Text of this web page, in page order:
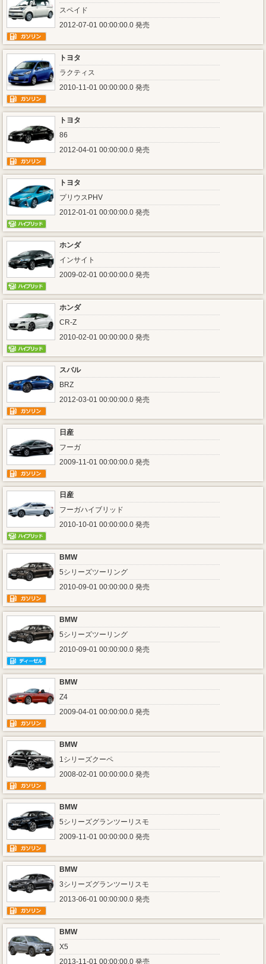
スペイド
2012-07-01 00:00:00.0 発売
トヨタ
ラクティス
2010-11-01 00:00:00.0 発売
トヨタ
86
2012-04-01 00:00:00.0 発売
トヨタ
プリウスPHV
2012-01-01 00:00:00.0 発売
ホンダ
インサイト
2009-02-01 00:00:00.0 発売
ホンダ
CR-Z
2010-02-01 00:00:00.0 発売
スバル
BRZ
2012-03-01 00:00:00.0 発売
日産
フーガ
2009-11-01 00:00:00.0 発売
日産
フーガハイブリッド
2010-10-01 00:00:00.0 発売
BMW
5シリーズツーリング
2010-09-01 00:00:00.0 発売
BMW
5シリーズツーリング
2010-09-01 00:00:00.0 発売
BMW
Z4
2009-04-01 00:00:00.0 発売
BMW
1シリーズクーペ
2008-02-01 00:00:00.0 発売
BMW
5シリーズグランツーリスモ
2009-11-01 00:00:00.0 発売
BMW
3シリーズグランツーリスモ
2013-06-01 00:00:00.0 発売
BMW
X5
2013-11-01 00:00:00.0 発売